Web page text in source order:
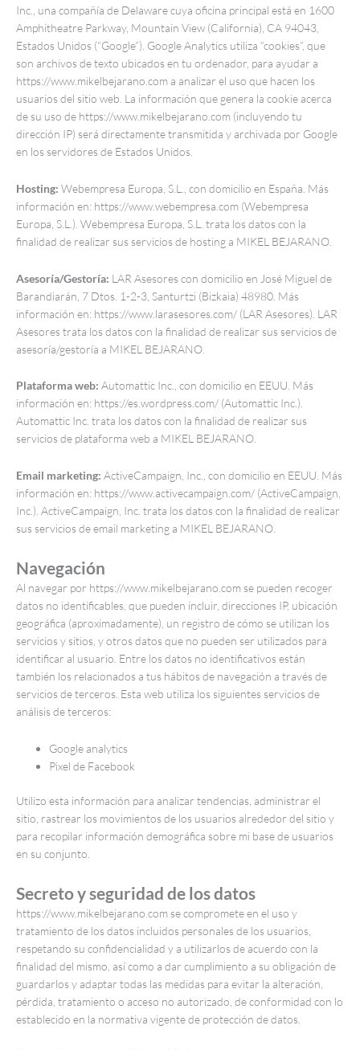
Inc., una compañía de Delaware cuya oficina principal está en 1600
Amphitheatre Parkway, Mountain View (California), CA 94043,
Estados Unidos (“Google”). Google Analytics utiliza “cookies”, que
son archivos de texto ubicados en tu ordenador, para ayudar a
https://www.mikelbejarano.com a analizar el uso que hacen los
usuarios del sitio web. La información que genera la cookie acerca
de su uso de https://www.mikelbejarano.com (incluyendo tu
dirección IP) será directamente transmitida y archivada por Google
en los servidores de Estados Unidos.
Hosting: Webempresa Europa, S.L., con domicilio en España. Más
información en: https://www.webempresa.com (Webempresa
Europa, S.L.). Webempresa Europa, S.L. trata los datos con la
finalidad de realizar sus servicios de hosting a MIKEL BEJARANO.
Asesoría/Gestoría: LAR Asesores con domicilio en José Miguel de
Barandiarán, 7 Dtos. 1-2-3, Santurtzi (Bizkaia) 48980. Más
información en: https://www.larasesores.com/ (LAR Asesores). LAR
Asesores trata los datos con la finalidad de realizar sus servicios de
asesoría/gestoría a MIKEL BEJARANO.
Plataforma web: Automattic Inc., con domicilio en EEUU. Más
información en: https://es.wordpress.com/ (Automattic Inc.).
Automattic Inc. trata los datos con la finalidad de realizar sus
servicios de plataforma web a MIKEL BEJARANO.
Email marketing: ActiveCampaign, Inc., con domicilio en EEUU. Más
información en: https://www.activecampaign.com/ (ActiveCampaign,
Inc.). ActiveCampaign, Inc. trata los datos con la finalidad de realizar
sus servicios de email marketing a MIKEL BEJARANO.
Navegación
Al navegar por https://www.mikelbejarano.com se pueden recoger
datos no identificables, que pueden incluir, direcciones IP, ubicación
geográfica (aproximadamente), un registro de cómo se utilizan los
servicios y sitios, y otros datos que no pueden ser utilizados para
identificar al usuario. Entre los datos no identificativos están
también los relacionados a tus hábitos de navegación a través de
servicios de terceros. Esta web utiliza los siguientes servicios de
análisis de terceros:
Google analytics
Pixel de Facebook
Utilizo esta información para analizar tendencias, administrar el
sitio, rastrear los movimientos de los usuarios alrededor del sitio y
para recopilar información demográfica sobre mi base de usuarios
en su conjunto.
Secreto y seguridad de los datos
https://www.mikelbejarano.com se compromete en el uso y
tratamiento de los datos incluidos personales de los usuarios,
respetando su confidencialidad y a utilizarlos de acuerdo con la
finalidad del mismo, así como a dar cumplimiento a su obligación de
guardarlos y adaptar todas las medidas para evitar la alteración,
pérdida, tratamiento o acceso no autorizado, de conformidad con lo
establecido en la normativa vigente de protección de datos.